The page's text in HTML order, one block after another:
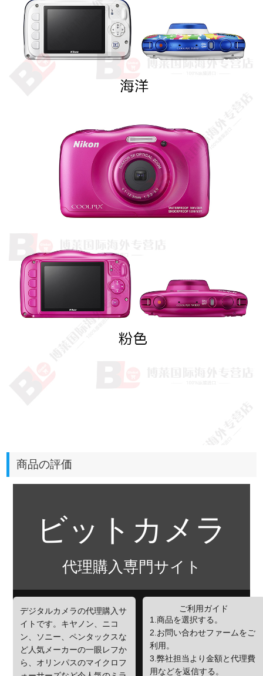
商品の評価
ビットカメラ
代理購入専門サイト
デジタルカメラの代理購入サ
イトです。キヤノン、ニコ
ン、ソニー、ペンタックスな
ど人気メーカーの一眼レフか
ら、オリンパスのマイクロフ
ご利用ガイド
1.商品を選択する。
2.お問い合わせファームをご
利用。
3.弊社担当より金額と代理費
用などを返信する。